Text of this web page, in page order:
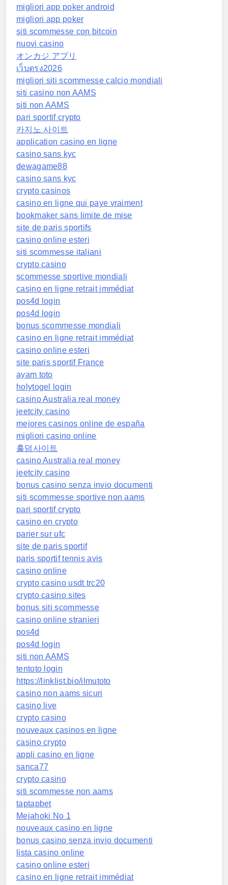
migliori app poker android
migliori app poker
siti scommesse con bitcoin
nuovi casino
オンカジ アプリ
เว็บตรง2026
migliori siti scommesse calcio mondiali
siti casino non AAMS
siti non AAMS
pari sportif crypto
카지노 사이트
application casino en ligne
casino sans kyc
dewagame88
casino sans kyc
crypto casinos
casino en ligne qui paye vraiment
bookmaker sans limite de mise
site de paris sportifs
casino online esteri
siti scommesse italiani
crypto casino
scommesse sportive mondiali
casino en ligne retrait immédiat
pos4d login
pos4d login
bonus scommesse mondiali
casino en ligne retrait immédiat
casino online esteri
site paris sportif France
ayam toto
holytogel login
casino Australia real money
jeetcity casino
mejores casinos online de españa
migliori casino online
홀덤사이트
casino Australia real money
jeetcity casino
bonus casino senza invio documenti
siti scommesse sportive non aams
pari sportif crypto
casino en crypto
parier sur ufc
site de paris sportif
paris sportif tennis avis
casino online
crypto casino usdt trc20
crypto casino sites
bonus siti scommesse
casino online stranieri
pos4d
pos4d login
siti non AAMS
tentoto login
https://linklist.bio/ilmutoto
casino non aams sicuri
casino live
crypto casino
nouveaux casinos en ligne
casino crypto
appli casino en ligne
sanca77
crypto casino
siti scommesse non aams
taptapbet
Mejahoki No 1
nouveaux casino en ligne
bonus casino senza invio documenti
lista casino online
casino online esteri
casino en ligne retrait immédiat